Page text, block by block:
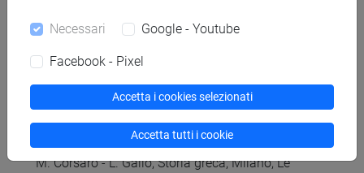
Monnier 2010, pagine 1-204.
STUDENTI NON FREQUENTANTI
1) M. Bettalli – A.L. D’Agata – A. Magnetto, Storia
greca, Carocci, nuova ed., Roma 2021, capp. 1-18;
20-23.
M. Corsaro - L. Gallo, Storia greca, Milano, Le
Necessari Google - Youtube
Facebook - Pixel
Accetta i cookies selezionati
Accetta tutti i cookie